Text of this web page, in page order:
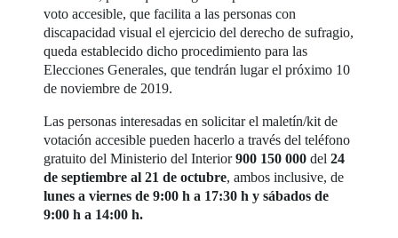
voto accesible, que facilita a las personas con
discapacidad visual el ejercicio del derecho de sufragio,
queda establecido dicho procedimiento para las
Elecciones Generales, que tendrán lugar el próximo 10
de noviembre de 2019.
Las personas interesadas en solicitar el maletín/kit de
votación accesible pueden hacerlo a través del teléfono
gratuito del Ministerio del Interior900 150 000 del24
de septiembre al 21 de octubre, ambos inclusive, de
lunes a viernes de 9:00 h a 17:30 h y sábados de
9:00 h a 14:00 h.